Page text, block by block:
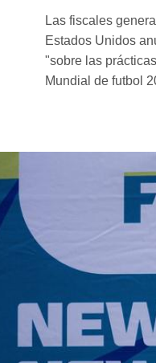
Las fiscales
Estados Unidos
"sobre las
Mundial de futbol